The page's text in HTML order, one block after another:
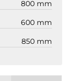
800 mm
600 mm
850 mm